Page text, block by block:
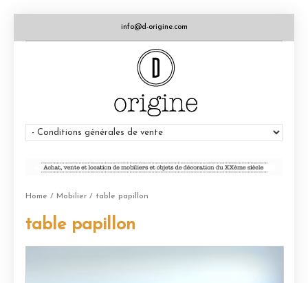
info@d-origine.com
Home / Mobilier / table papillon
table papillon